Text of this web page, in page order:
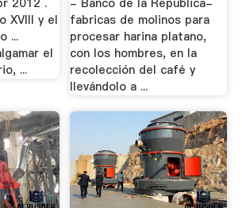
2012 .
XVIII y el
...
el
...
- Banco de la República-
fabricas de molinos para
procesar harina platano,
con los hombres, en la
recolección del café y
llevándolo a ...